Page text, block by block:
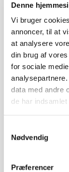
Denne
Vi bruger
annoncer, til at
at analysere
din brug af
for sociale
data med andre
de har
Nødvendig
Præferencer
Sivertsen A/
Københavnsvej 282
4000 Roskilde
+45 4675 5522
E-mail:
CVR.nr. 27985580
Butik og
Mandag-torsdag
Fredag kl. 7.30-
Mandag-torsdag
Fredag kl. 7.30-
Værksted: 40625522